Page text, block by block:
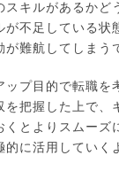
スキルがあるかど
が不足している状
が難航してしまう
ップ目的で転職を
を把握した上で、
くとよりスムーズ
に活用していく